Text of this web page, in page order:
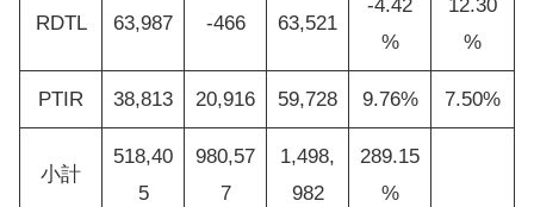
RDTL 63,987 -466 63,521
-4.42
%
12.30
%
PTIR 38,813 20,916 59,728 9.76% 7.50%
小計
518,40
5
980,57
7
1,498,
982
289.15
%